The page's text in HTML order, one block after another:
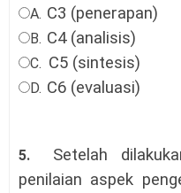
A. C3 (penerapan)
B. C4 (analisis)
C. C5 (sintesis)
D. C6 (evaluasi)
5.
Setelah
penilaian aspek